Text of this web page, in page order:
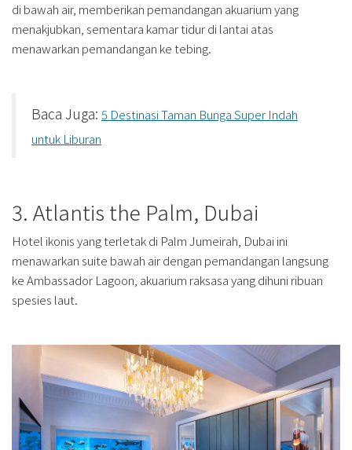
di bawah air, memberikan pemandangan akuarium yang
menakjubkan, sementara kamar tidur di lantai atas
menawarkan pemandangan ke tebing.
Baca Juga: 5 Destinasi Taman Bunga Super Indah
untuk Liburan
3. Atlantis the Palm, Dubai
Hotel ikonis yang terletak di Palm Jumeirah, Dubai ini
menawarkan suite bawah air dengan pemandangan langsung
ke Ambassador Lagoon, akuarium raksasa yang dihuni ribuan
spesies laut.